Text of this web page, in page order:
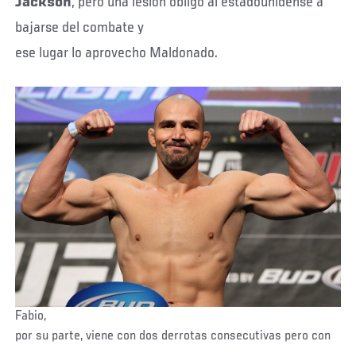
bajarse del combate y
ese lugar lo aprovecho Maldonado.
Fabio,
por su parte, viene con dos derrotas consecutivas pero con